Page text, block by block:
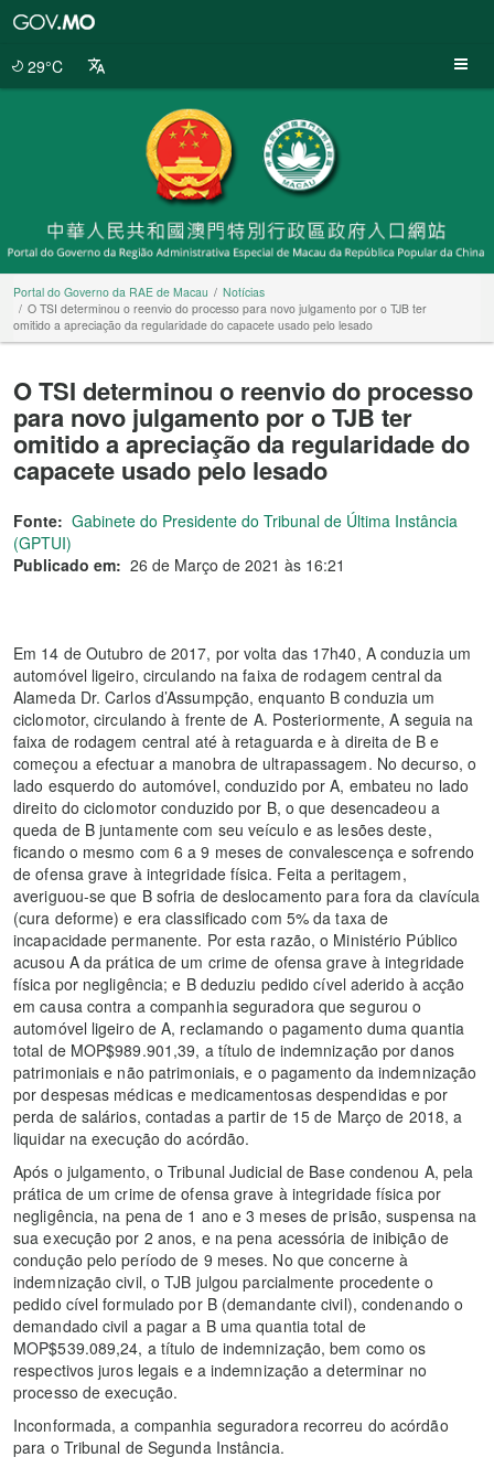
29°C
Portal do Governo da RAE de Macau
Notícias
O TSI determinou o reenvio do processo para novo julgamento por o TJB ter
omitido a apreciação da regularidade do capacete usado pelo lesado
O TSI determinou o reenvio do processo
para novo julgamento por o TJB ter
omitido a apreciação da regularidade do
capacete usado pelo lesado
Fonte: Gabinete do Presidente do Tribunal de Última Instância
(GPTUI)
Publicado em: 26 de Março de 2021 às 16:21
Em 14 de Outubro de 2017, por volta das 17h40, A conduzia um
automóvel ligeiro, circulando na faixa de rodagem central da
Alameda Dr. Carlos d’Assumpção, enquanto B conduzia um
ciclomotor, circulando à frente de A. Posteriormente, A seguia na
faixa de rodagem central até à retaguarda e à direita de B e
começou a efectuar a manobra de ultrapassagem. No decurso, o
lado esquerdo do automóvel, conduzido por A, embateu no lado
direito do ciclomotor conduzido por B, o que desencadeou a
queda de B juntamente com seu veículo e as lesões deste,
ficando o mesmo com 6 a 9 meses de convalescença e sofrendo
de ofensa grave à integridade física. Feita a peritagem,
averiguou-se que B sofria de deslocamento para fora da clavícula
(cura deforme) e era classificado com 5% da taxa de
incapacidade permanente. Por esta razão, o Ministério Público
acusou A da prática de um crime de ofensa grave à integridade
física por negligência; e B deduziu pedido cível aderido à acção
em causa contra a companhia seguradora que segurou o
automóvel ligeiro de A, reclamando o pagamento duma quantia
total de MOP$989.901,39, a título de indemnização por danos
patrimoniais e não patrimoniais, e o pagamento da indemnização
por despesas médicas e medicamentosas despendidas e por
perda de salários, contadas a partir de 15 de Março de 2018, a
liquidar na execução do acórdão.
Após o julgamento, o Tribunal Judicial de Base condenou A, pela
prática de um crime de ofensa grave à integridade física por
negligência, na pena de 1 ano e 3 meses de prisão, suspensa na
sua execução por 2 anos, e na pena acessória de inibição de
condução pelo período de 9 meses. No que concerne à
indemnização civil, o TJB julgou parcialmente procedente o
pedido cível formulado por B (demandante civil), condenando o
demandado civil a pagar a B uma quantia total de
MOP$539.089,24, a título de indemnização, bem como os
respectivos juros legais e a indemnização a determinar no
processo de execução.
Inconformada, a companhia seguradora recorreu do acórdão
para o Tribunal de Segunda Instância.